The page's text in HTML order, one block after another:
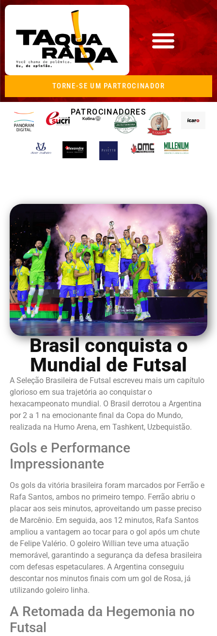
TORNE-SE UM PARTROCINADOR
PATROCINADORES
Brasil conquista o
Mundial de Futsal
A Seleção Brasileira de Futsal escreveu mais um capítulo
glorioso em sua trajetória ao conquistar o
hexacampeonato mundial. O Brasil derrotou a Argentina
por 2 a 1 na emocionante final da Copa do Mundo,
realizada na Humo Arena, em Tashkent, Uzbequistão.
Gols e Performance
Impressionante
Os gols da vitória brasileira foram marcados por Ferrão e
Rafa Santos, ambos no primeiro tempo. Ferrão abriu o
placar aos seis minutos, aproveitando um passe preciso
de Marcênio. Em seguida, aos 12 minutos, Rafa Santos
ampliou a vantagem ao tocar para o gol após um chute
de Felipe Valério. O goleiro Willian teve uma atuação
memorável, garantindo a segurança da defesa brasileira
com defesas espetaculares. A Argentina conseguiu
descontar nos minutos finais com um gol de Rosa, já
utilizando goleiro linha.
A Retomada da Hegemonia no
Futsal